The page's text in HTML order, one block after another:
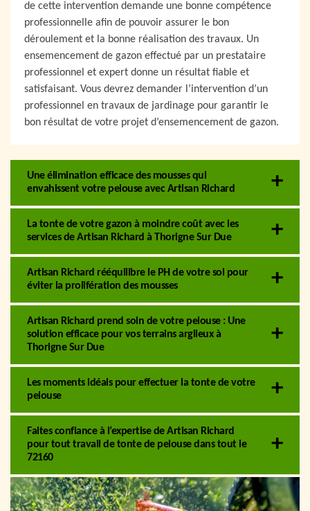
de cette intervention demande une bonne compétence
professionnelle afin de pouvoir assurer le bon
déroulement et la bonne réalisation des travaux. Un
ensemencement de gazon effectué par un prestataire
professionnel et expert donne un résultat fiable et
satisfaisant. Vous devrez demander l’intervention d’un
professionnel en travaux de jardinage pour garantir le
bon résultat de votre projet d’ensemencement de gazon.
Une élimination efficace des mousses qui
envahissent votre pelouse avec Artisan Richard
La tonte de votre gazon à moindre coût avec les
services de Artisan Richard à Thorigne Sur Due
Artisan Richard rééquilibre le PH de votre sol pour
éviter la prolifération des mousses
Artisan Richard prend soin de votre pelouse : Une
solution efficace pour vos terrains argileux à
Thorigne Sur Due
Les moments idéals pour effectuer la tonte de votre
pelouse
Faites confiance à l’expertise de Artisan Richard
pour tout travail de tonte de pelouse dans tout le
72160